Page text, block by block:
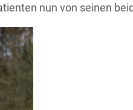
nun von seinen